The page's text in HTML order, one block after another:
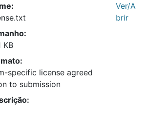
KB
specific license agreed
to submission
Ver/A
brir